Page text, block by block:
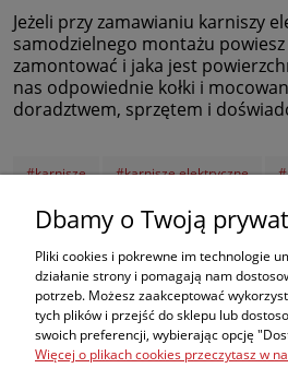
Jeżeli przy zamawianiu karniszy
samodzielnego montażu
zamontować i jaka jest
nas odpowiednie kołki i
doradztwem, sprzętem i
#karnisze #karnisze elektryczne
#podłączenie
#karnisze aluminiowe
#zasłony na pilota
#ścienne
Zakupy
Pomoc
Dbamy o Twoją
Pliki cookies i pokrewne im technologie
działanie strony i pomagają nam
potrzeb. Możesz zaakceptować
tych plików i przejść do sklepu lub
swoich preferencji, wybierając opcję
Więcej o plikach cookies przeczytasz w